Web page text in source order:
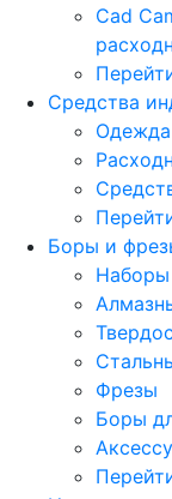
Cad
Средства
Одежда
Боры и
Фрезы
Боры